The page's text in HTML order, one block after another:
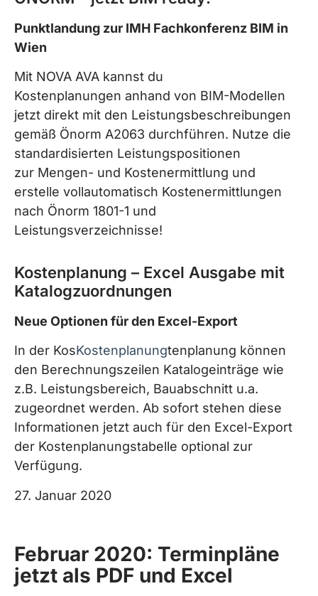
Punktlandung zur IMH Fachkonferenz BIM in
Wien
Mit NOVA AVA kannst du
Kostenplanungen anhand von BIM-Modellen
jetzt direkt mit den Leistungsbeschreibungen
gemäß Önorm A2063 durchführen. Nutze die
standardisierten Leistungspositionen
zur Mengen- und Kostenermittlung und
erstelle vollautomatisch Kostenermittlungen
nach Önorm 1801-1 und
Leistungsverzeichnisse!
Kostenplanung – Excel Ausgabe mit
Katalogzuordnungen
Neue Optionen für den Excel-Export
In der KosKostenplanungtenplanung können
den Berechnungszeilen Katalogeinträge wie
z.B. Leistungsbereich, Bauabschnitt u.a.
zugeordnet werden. Ab sofort stehen diese
Informationen jetzt auch für den Excel-Export
der Kostenplanungstabelle optional zur
Verfügung.
27. Januar 2020
Februar 2020: Terminpläne
jetzt als PDF und Excel